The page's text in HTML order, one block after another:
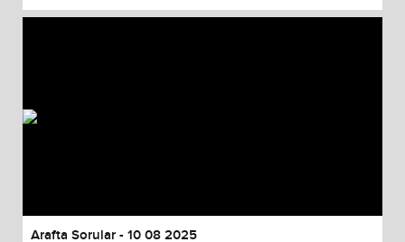
Arafta Sorular - 10 08 2025